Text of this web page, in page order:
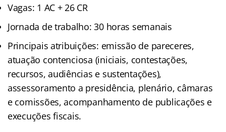
Vagas: 1 AC + 26 CR
Jornada de trabalho: 30 horas semanais
Principais atribuições: emissão de pareceres,
atuação contenciosa (iniciais, contestações,
recursos, audiências e sustentações),
assessoramento a presidência, plenário, câmaras
e comissões, acompanhamento de publicações e
execuções fiscais.